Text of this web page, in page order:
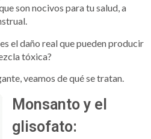
son nocivos para tu salud, a
el daño real que pueden producir
tóxica?
veamos de qué se tratan.
Monsanto y el
glisofato: